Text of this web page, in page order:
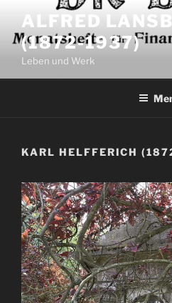
Inhalt
springen
ALFRED
(1872-1937)
Leben und Werk
KARL HELFFERICH